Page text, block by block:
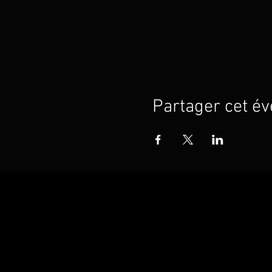
Partager cet